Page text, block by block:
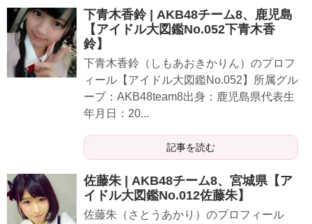
下青木香鈴 | AKB48チーム8、鹿児島
【アイドル大図鑑No.052下青木香
鈴】
下青木香鈴（しもあおきかりん）のプロフ
ィール【アイドル大図鑑No.052】所属グル
ープ：AKB48team8出身：鹿児島県代表生
年月日：20...
記事を読む
佐藤朱 | AKB48チーム8、宮城県【ア
イドル大図鑑No.012佐藤朱】
佐藤朱（さとうあかり）のプロフィール